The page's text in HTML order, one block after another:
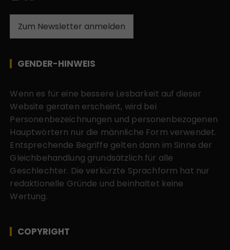
Zum Newsletter anmelden
GENDER-HINWEIS
Wenn es für eine bessere Lesbarkeit auf dieser
Website geraten erscheint, wird bei
Personenbezeichnungen und personenbezogenen
Hauptwörtern nur die männliche Form verwendet.
Entsprechende Begriffe gelten dann im Sinne der
Gleichbehandlung grundsätzlich für alle
Geschlechter. Die verkürzte Sprachform hat nur
redaktionelle Gründe und beinhaltet keine
Wertung.
COPYRIGHT